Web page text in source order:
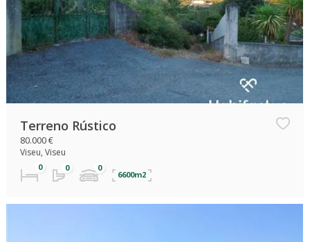
Terreno Rústico
80.000 €
Viseu, Viseu
6600m2